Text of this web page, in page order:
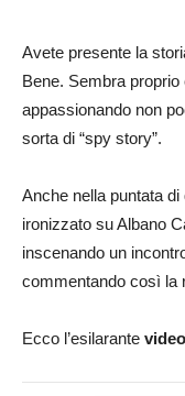
Avete presente la
Bene. Sembra proprio
appassionando non
sorta di “spy story”.
Anche nella puntata di
ironizzato su Albano
inscenando un
commentando così la
Ecco l’esilarante video